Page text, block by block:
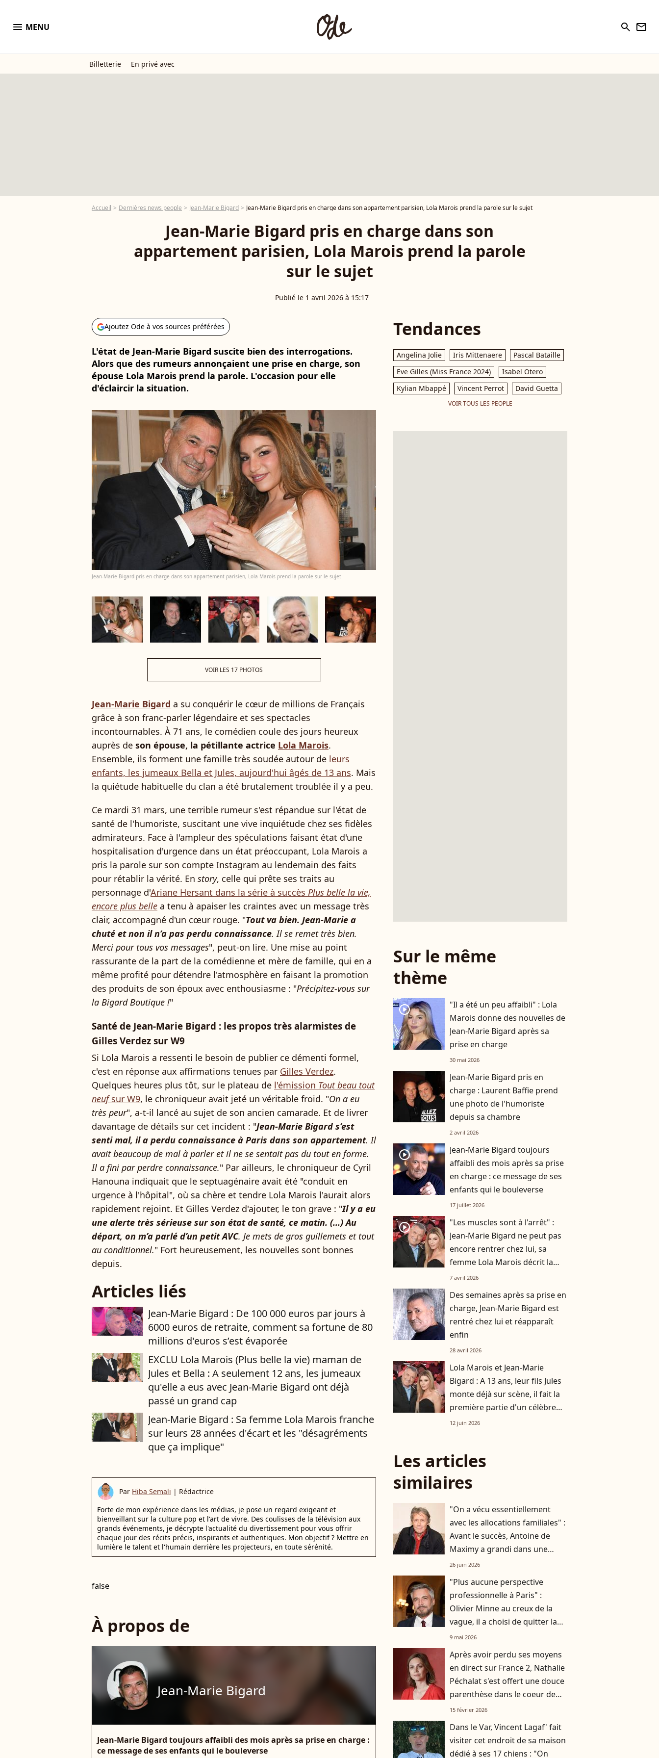
menu MENU search newsletter
Billetterie En privé avec
Accueil Dernières news people Jean-Marie Bigard Jean-Marie Bigard pris en charge dans son appartement parisien, Lola Marois prend la parole sur le sujet
Jean-Marie Bigard pris en charge dans son
appartement parisien, Lola Marois prend la parole
sur le sujet
Publié le 1 avril 2026 à 15:17
Ajoutez Ode à vos sources préférées
L'état de Jean-Marie Bigard suscite bien des interrogations.
Alors que des rumeurs annonçaient une prise en charge, son
épouse Lola Marois prend la parole. L'occasion pour elle
d'éclaircir la situation.
Jean-Marie Bigard pris en charge dans son appartement parisien, Lola Marois prend la parole sur le sujet
VOIR LES 17 PHOTOS
Jean-Marie Bigard a su conquérir le cœur de millions de Français
grâce à son franc-parler légendaire et ses spectacles
incontournables. À 71 ans, le comédien coule des jours heureux
auprès de son épouse, la pétillante actrice Lola Marois.
Ensemble, ils forment une famille très soudée autour de leurs
enfants, les jumeaux Bella et Jules, aujourd'hui âgés de 13 ans. Mais
la quiétude habituelle du clan a été brutalement troublée il y a peu.
Ce mardi 31 mars, une terrible rumeur s'est répandue sur l'état de
santé de l'humoriste, suscitant une vive inquiétude chez ses fidèles
admirateurs. Face à l'ampleur des spéculations faisant état d'une
hospitalisation d'urgence dans un état préoccupant, Lola Marois a
pris la parole sur son compte Instagram au lendemain des faits
pour rétablir la vérité. En story, celle qui prête ses traits au
personnage d'Ariane Hersant dans la série à succès Plus belle la vie,
encore plus belle a tenu à apaiser les craintes avec un message très
clair, accompagné d'un cœur rouge. "Tout va bien. Jean-Marie a
chuté et non il n’a pas perdu connaissance. Il se remet très bien.
Merci pour tous vos messages", peut-on lire. Une mise au point
rassurante de la part de la comédienne et mère de famille, qui en a
même profité pour détendre l'atmosphère en faisant la promotion
des produits de son époux avec enthousiasme : "Précipitez-vous sur
la Bigard Boutique !"
Santé de Jean-Marie Bigard : les propos très alarmistes de
Gilles Verdez sur W9
Si Lola Marois a ressenti le besoin de publier ce démenti formel,
c'est en réponse aux affirmations tenues par Gilles Verdez.
Quelques heures plus tôt, sur le plateau de l'émission Tout beau tout
neufsur W9, le chroniqueur avait jeté un véritable froid. "On a eu
très peur", a-t-il lancé au sujet de son ancien camarade. Et de livrer
davantage de détails sur cet incident : "Jean-Marie Bigard s’est
senti mal, il a perdu connaissance à Paris dans son appartement. Il
avait beaucoup de mal à parler et il ne se sentait pas du tout en forme.
Il a fini par perdre connaissance." Par ailleurs, le chroniqueur de Cyril
Hanouna indiquait que le septuagénaire avait été "conduit en
urgence à l'hôpital", où sa chère et tendre Lola Marois l'aurait alors
rapidement rejoint. Et Gilles Verdez d'ajouter, le ton grave : "Il y a eu
une alerte très sérieuse sur son état de santé, ce matin. (...) Au
départ, on m’a parlé d’un petit AVC. Je mets de gros guillemets et tout
au conditionnel." Fort heureusement, les nouvelles sont bonnes
depuis.
Articles liés
Jean-Marie Bigard : De 100 000 euros par jours à
6000 euros de retraite, comment sa fortune de 80
millions d'euros s’est évaporée
EXCLU Lola Marois (Plus belle la vie) maman de
Jules et Bella : A seulement 12 ans, les jumeaux
qu'elle a eus avec Jean-Marie Bigard ont déjà
passé un grand cap
Jean-Marie Bigard : Sa femme Lola Marois franche
sur leurs 28 années d'écart et les "désagréments
que ça implique"
Par Hiba Semali | Rédactrice
Forte de mon expérience dans les médias, je pose un regard exigeant et
bienveillant sur la culture pop et l'art de vivre. Des coulisses de la télévision aux
grands événements, je décrypte l'actualité du divertissement pour vous offrir
chaque jour des récits précis, inspirants et authentiques. Mon objectif ? Mettre en
lumière le talent et l'humain derrière les projecteurs, en toute sérénité.
false
À propos de
Jean-Marie Bigard
Jean-Marie Bigard toujours affaibli des mois après sa prise en charge :
ce message de ses enfants qui le bouleverse
Tendances
Angelina Jolie Iris Mittenaere
Pascal Bataille
Eve Gilles (Miss France 2024)
Isabel Otero
Kylian Mbappé
Vincent Perrot David Guetta
VOIR TOUS LES PEOPLE
Sur le même
thème
player2
"Il a été un peu affaibli" : Lola
Marois donne des nouvelles de
Jean-Marie Bigard après sa
prise en charge
30 mai 2026
Jean-Marie Bigard pris en
charge : Laurent Baffie prend
une photo de l'humoriste
depuis sa chambre
2 avril 2026
player2
Jean-Marie Bigard toujours
affaibli des mois après sa prise
en charge : ce message de ses
enfants qui le bouleverse
17 juillet 2026
player2
"Les muscles sont à l'arrêt" :
Jean-Marie Bigard ne peut pas
encore rentrer chez lui, sa
femme Lola Marois décrit la
situation
7 avril 2026
Des semaines après sa prise en
charge, Jean-Marie Bigard est
rentré chez lui et réapparaît
enfin
28 avril 2026
Lola Marois et Jean-Marie
Bigard : A 13 ans, leur fils Jules
monte déjà sur scène, il fait la
première partie d'un célèbre
humoriste ce soir !
12 juin 2026
Les articles
similaires
"On a vécu essentiellement
avec les allocations familiales" :
Avant le succès, Antoine de
Maximy a grandi dans une
famille peu aisée
26 juin 2026
"Plus aucune perspective
professionnelle à Paris" :
Olivier Minne au creux de la
vague, il a choisi de quitter la
France
9 mai 2026
Après avoir perdu ses moyens
en direct sur France 2, Nathalie
Péchalat s'est offert une douce
parenthèse dans le coeur de
Milan
15 février 2026
Dans le Var, Vincent Lagaf' fait
visiter cet endroit de sa maison
dédié à ses 17 chiens : "On